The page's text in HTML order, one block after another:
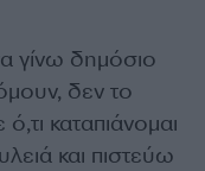
γίνω δημόσιο
δεν το
καταπιάνομαι
και πιστεύω